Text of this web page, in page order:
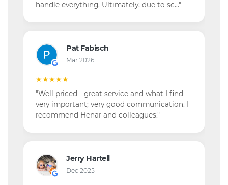
handle everything. Ultimately, due to sc…"
Pat Fabisch
Mar 2026
★★★★★
"Well priced - great service and what I find
very important; very good communication. I
recommend Henar and colleagues."
Jerry Hartell
Dec 2025